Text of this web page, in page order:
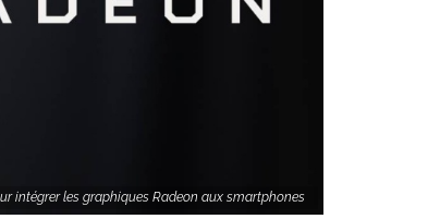
intégrer les graphiques Radeon aux smartphones